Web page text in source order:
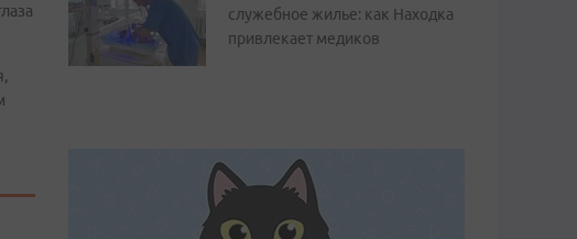
служебное жилье: как Находка
привлекает медиков